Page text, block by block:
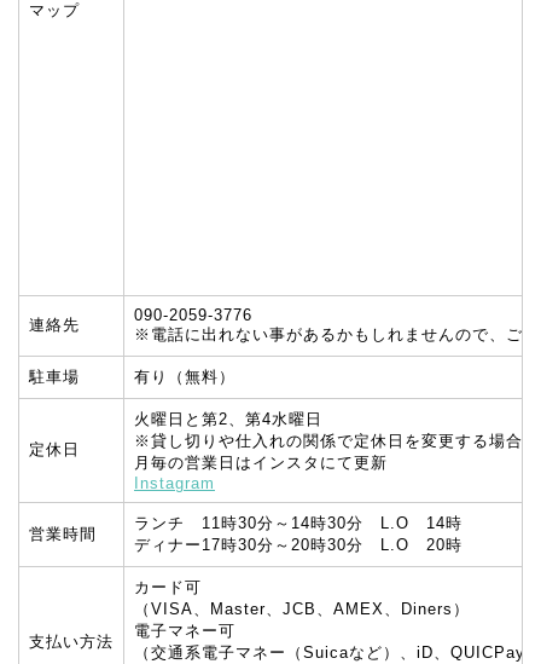
マップ
連絡先
090-2059-3776
※電話に出れない事があるかもしれませんので、ご
駐車場 有り（無料）
定休日
火曜日と第2、第4水曜日
※貸し切りや仕入れの関係で定休日を変更する場合
月毎の営業日はインスタにて更新
Instagram
営業時間
ランチ 11時30分～14時30分 L.O 14時
ディナー17時30分～20時30分 L.O 20時
支払い方法
カード可
（VISA、Master、JCB、AMEX、Diners）
電子マネー可
（交通系電子マネー（Suicaなど）、iD、QUICPay）